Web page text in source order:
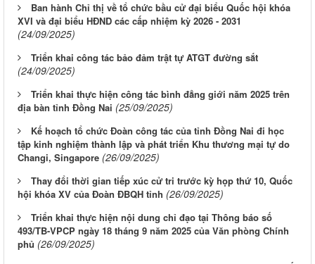
Ban hành Chỉ thị về tổ chức bầu cử đại biểu Quốc hội khóa
XVI và đại biểu HĐND các cấp nhiệm kỳ 2026 - 2031
(24/09/2025)
Triển khai công tác bảo đảm trật tự ATGT đường sắt
(24/09/2025)
Triển khai thực hiện công tác bình đẳng giới năm 2025 trên
địa bàn tỉnh Đồng Nai (25/09/2025)
Kế hoạch tổ chức Đoàn công tác của tỉnh Đồng Nai đi học
tập kinh nghiệm thành lập và phát triển Khu thương mại tự do
Changi, Singapore (26/09/2025)
Thay đổi thời gian tiếp xúc cử tri trước kỳ họp thứ 10, Quốc
hội khóa XV của Đoàn ĐBQH tỉnh (26/09/2025)
Triển khai thực hiện nội dung chỉ đạo tại Thông báo số
493/TB-VPCP ngày 18 tháng 9 năm 2025 của Văn phòng Chính
phủ (26/09/2025)